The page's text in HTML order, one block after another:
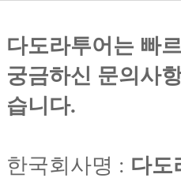
다도라투어는 빠
궁금하신 문의사
습니다.
한국회사명 : 다도